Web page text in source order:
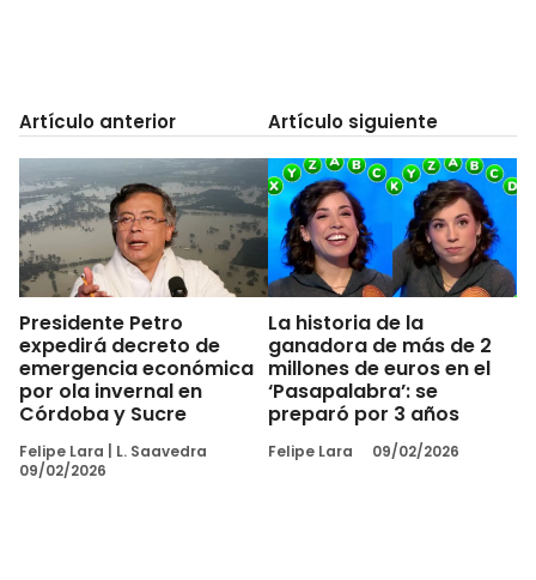
Artículo anterior
Presidente Petro
expedirá decreto de
emergencia económica
por ola invernal en
Córdoba y Sucre
Felipe Lara
L. Saavedra
09/02/2026
Artículo siguiente
La historia de la
ganadora de más de 2
millones de euros en el
‘Pasapalabra’: se
preparó por 3 años
Felipe Lara 09/02/2026